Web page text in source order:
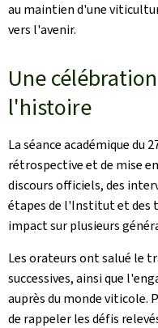
au maintien d'une
vers l'avenir.
Une
l'histoire
La séance académique du
rétrospective et de mise
discours officiels, des
étapes de l'Institut et des
impact sur plusieurs
Les orateurs ont salué le
successives, ainsi que
auprès du monde
de rappeler les défis